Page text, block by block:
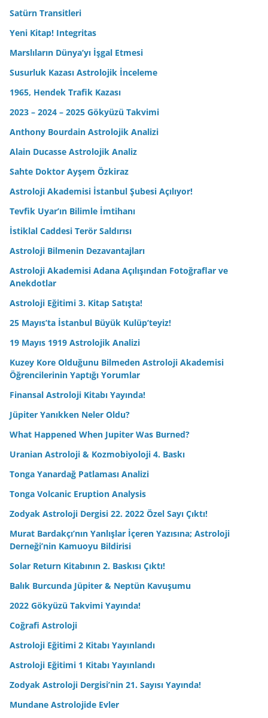
Satürn Transitleri
Yeni Kitap! Integritas
Marslıların Dünya’yı İşgal Etmesi
Susurluk Kazası Astrolojik İnceleme
1965, Hendek Trafik Kazası
2023 – 2024 – 2025 Gökyüzü Takvimi
Anthony Bourdain Astrolojik Analizi
Alain Ducasse Astrolojik Analiz
Sahte Doktor Ayşem Özkiraz
Astroloji Akademisi İstanbul Şubesi Açılıyor!
Tevfik Uyar’ın Bilimle İmtihanı
İstiklal Caddesi Terör Saldırısı
Astroloji Bilmenin Dezavantajları
Astroloji Akademisi Adana Açılışından Fotoğraflar ve
Anekdotlar
Astroloji Eğitimi 3. Kitap Satışta!
25 Mayıs’ta İstanbul Büyük Kulüp’teyiz!
19 Mayıs 1919 Astrolojik Analizi
Kuzey Kore Olduğunu Bilmeden Astroloji Akademisi
Öğrencilerinin Yaptığı Yorumlar
Finansal Astroloji Kitabı Yayında!
Jüpiter Yanıkken Neler Oldu?
What Happened When Jupiter Was Burned?
Uranian Astroloji & Kozmobiyoloji 4. Baskı
Tonga Yanardağ Patlaması Analizi
Tonga Volcanic Eruption Analysis
Zodyak Astroloji Dergisi 22. 2022 Özel Sayı Çıktı!
Murat Bardakçı’nın Yanlışlar İçeren Yazısına; Astroloji
Derneği’nin Kamuoyu Bildirisi
Solar Return Kitabının 2. Baskısı Çıktı!
Balık Burcunda Jüpiter & Neptün Kavuşumu
2022 Gökyüzü Takvimi Yayında!
Coğrafi Astroloji
Astroloji Eğitimi 2 Kitabı Yayınlandı
Astroloji Eğitimi 1 Kitabı Yayınlandı
Zodyak Astroloji Dergisi’nin 21. Sayısı Yayında!
Mundane Astrolojide Evler